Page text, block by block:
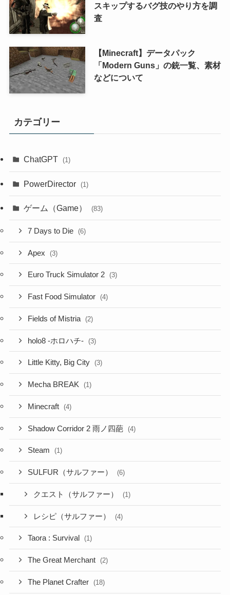
スキップするバグ技のやり方を調
査
【Minecraft】データパック
「Modern Guns」の銃一覧、素材
などについて
カテゴリー
ChatGPT (1)
PowerDirector (1)
ゲーム（Game） (83)
7 Days to Die (6)
Apex (3)
Euro Truck Simulator 2 (3)
Fast Food Simulator (4)
Fields of Mistria (2)
holo8 -ホロハチ- (3)
Little Kitty, Big City (3)
Mecha BREAK (1)
Minecraft (4)
Shadow Corridor 2 雨ノ四葩 (4)
Steam (1)
SULFUR（サルファー） (6)
クエスト（サルファー） (1)
レシピ（サルファー） (4)
Taora : Survival (1)
The Great Merchant (2)
The Planet Crafter (18)